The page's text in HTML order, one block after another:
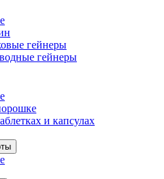
гейнеры
гейнеры
и капсулах